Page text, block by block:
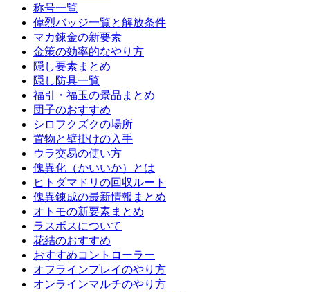
称号一覧
偉烈バッジ一覧と解放条件
マカ錬金の新要素
金策の効率的なやり方
隠し要素まとめ
隠し防具一覧
福引・福玉の景品まとめ
団子のおすすめ
シロフクズクの場所
置物と壁掛けの入手
ウラ交易の使い方
傀異化（かいいか）とは
ヒトダマドリの回収ルート
傀異錬成の最新情報まとめ
オトモの新要素まとめ
ラスボスについて
花結のおすすめ
おすすめコントローラー
オフラインプレイのやり方
オンラインマルチのやり方